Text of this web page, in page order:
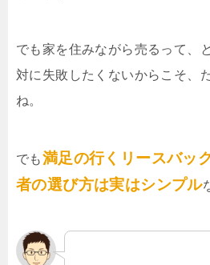
でも家を住みながら売るって、
対に失敗したくないからこそ、
ね。
でも満足の行くリースバッ
者の選び方は実はシンプル